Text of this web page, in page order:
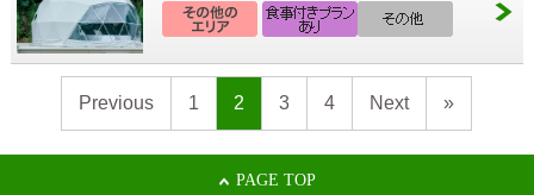
Previous 1 2 3 4 Next »
PAGE TOP